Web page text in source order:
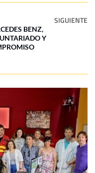
SIGUIENTE
BENZ,
Y